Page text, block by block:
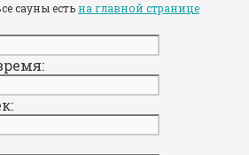
сауны естьна главной странице